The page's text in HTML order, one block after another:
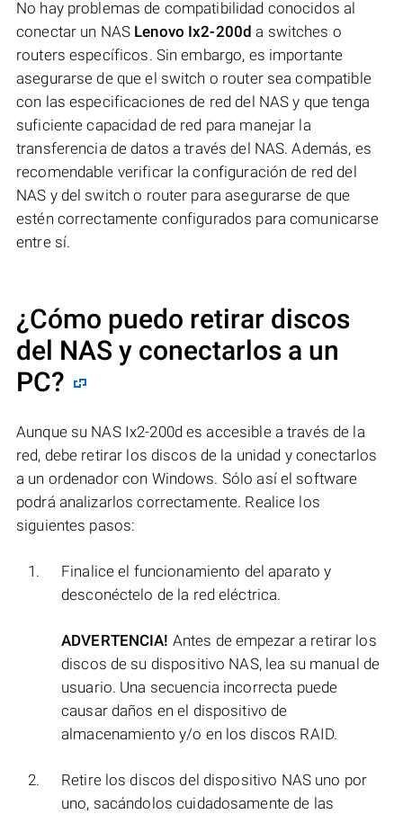
No hay problemas de compatibilidad conocidos al
conectar un NAS Lenovo Ix2-200d a switches o
routers específicos. Sin embargo, es importante
asegurarse de que el switch o router sea compatible
con las especificaciones de red del NAS y que tenga
suficiente capacidad de red para manejar la
transferencia de datos a través del NAS. Además, es
recomendable verificar la configuración de red del
NAS y del switch o router para asegurarse de que
estén correctamente configurados para comunicarse
entre sí.
¿Cómo puedo retirar discos
del NAS y conectarlos a un
PC?
Aunque su NAS Ix2-200d es accesible a través de la
red, debe retirar los discos de la unidad y conectarlos
a un ordenador con Windows. Sólo así el software
podrá analizarlos correctamente. Realice los
siguientes pasos:
Finalice el funcionamiento del aparato y
desconéctelo de la red eléctrica.
ADVERTENCIA! Antes de empezar a retirar los
discos de su dispositivo NAS, lea su manual de
usuario. Una secuencia incorrecta puede
causar daños en el dispositivo de
almacenamiento y/o en los discos RAID.
Retire los discos del dispositivo NAS uno por
uno, sacándolos cuidadosamente de las